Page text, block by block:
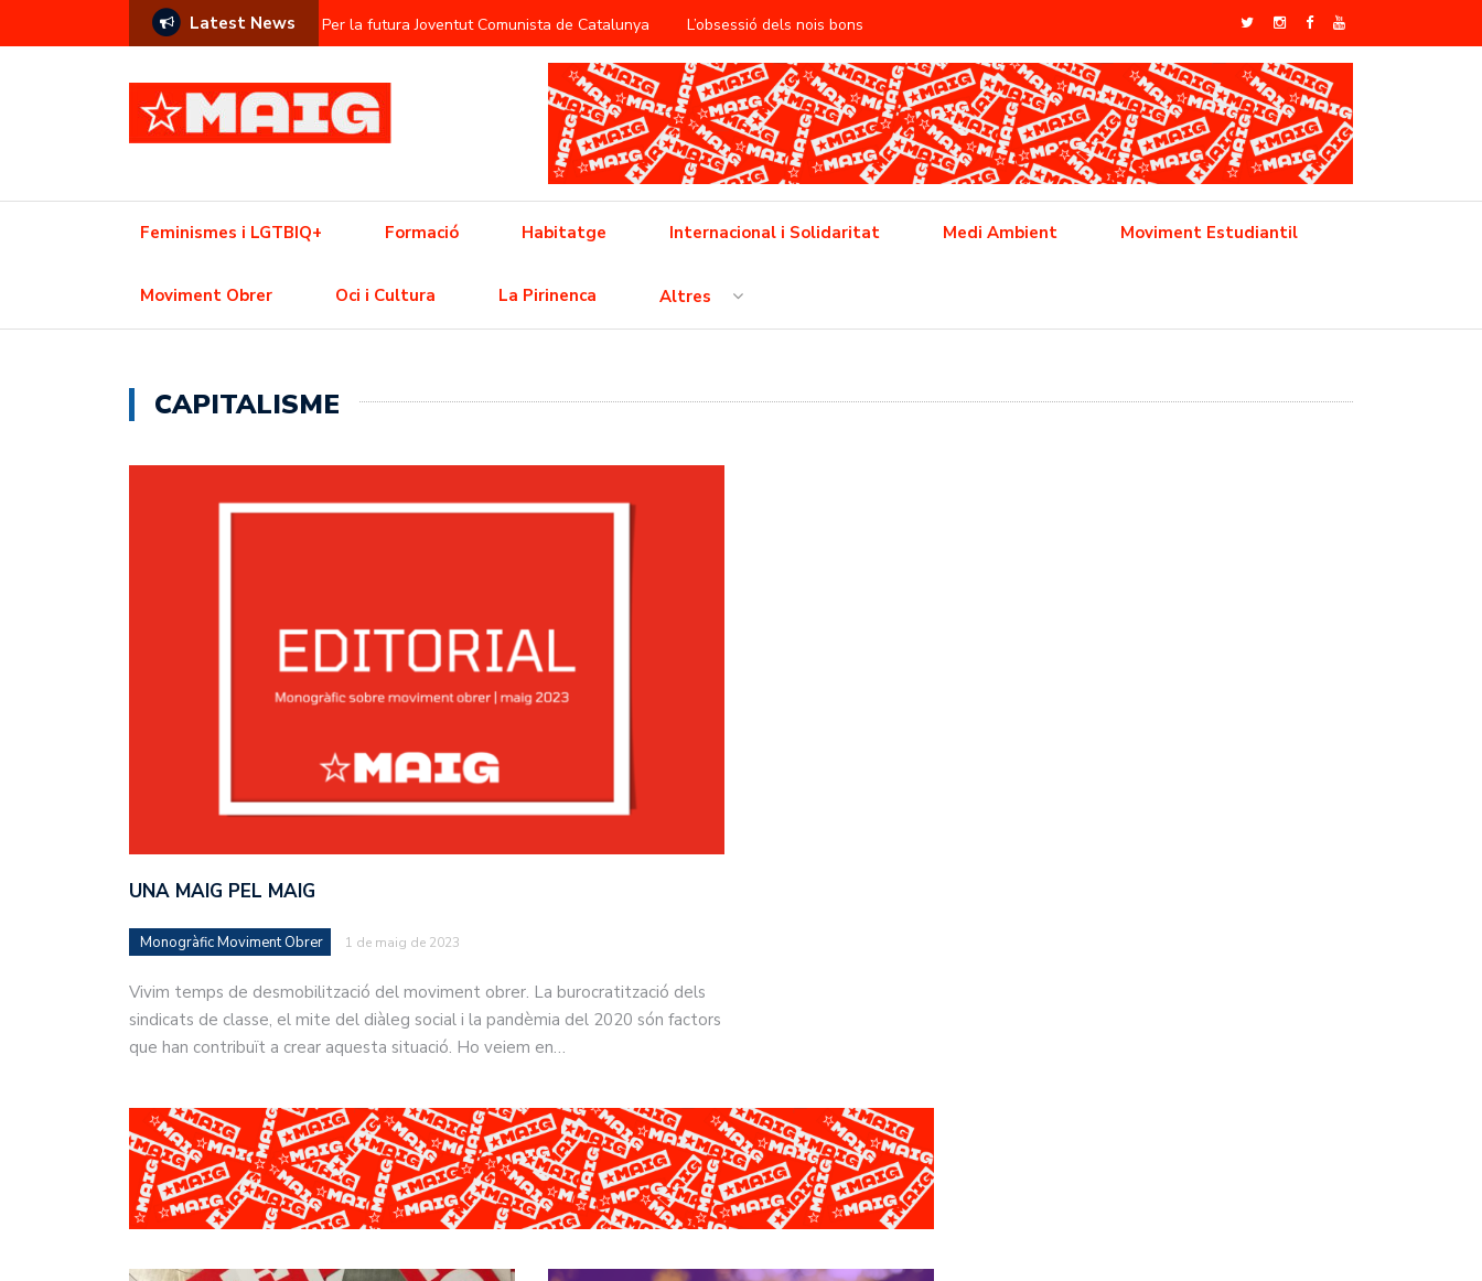
Latest News Per la futura Joventut Comunista de Catalunya L’obsessió dels nois bons
Prostitució com a commodificació del treball reproductiu
L’Ajuntament contra el futbol popular barceloní Cap a la vaga general
Una Olimpíada contra el feixisme Cinema i propaganda a la RDA
Crisi de l’habitatge? Això no és pas una crisi, això és un conflicte i l’hem de guanyar!
Feminismes i LGTBIQ+ Formació Habitatge Internacional i Solidaritat Medi Ambient Moviment Estudiantil
Moviment Obrer Oci i Cultura La Pirinenca Altres
CAPITALISME
UNA MAIG PEL MAIG
Monogràfic Moviment Obrer 1 de maig de 2023
Vivim temps de desmobilització del moviment obrer. La burocratització dels
sindicats de classe, el mite del diàleg social i la pandèmia del 2020 són factors
que han contribuït a crear aquesta situació. Ho veiem en…